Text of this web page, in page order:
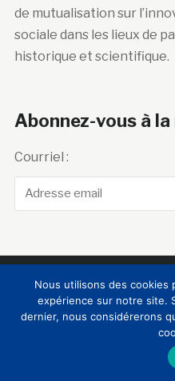
de mutualisation sur
sociale dans les lieux de
historique et scientifique.
Abonnez-vous à
Courriel :
Club
Culture
Nous utilisons des cookies
expérience sur notre site.
dernier, nous considérerons